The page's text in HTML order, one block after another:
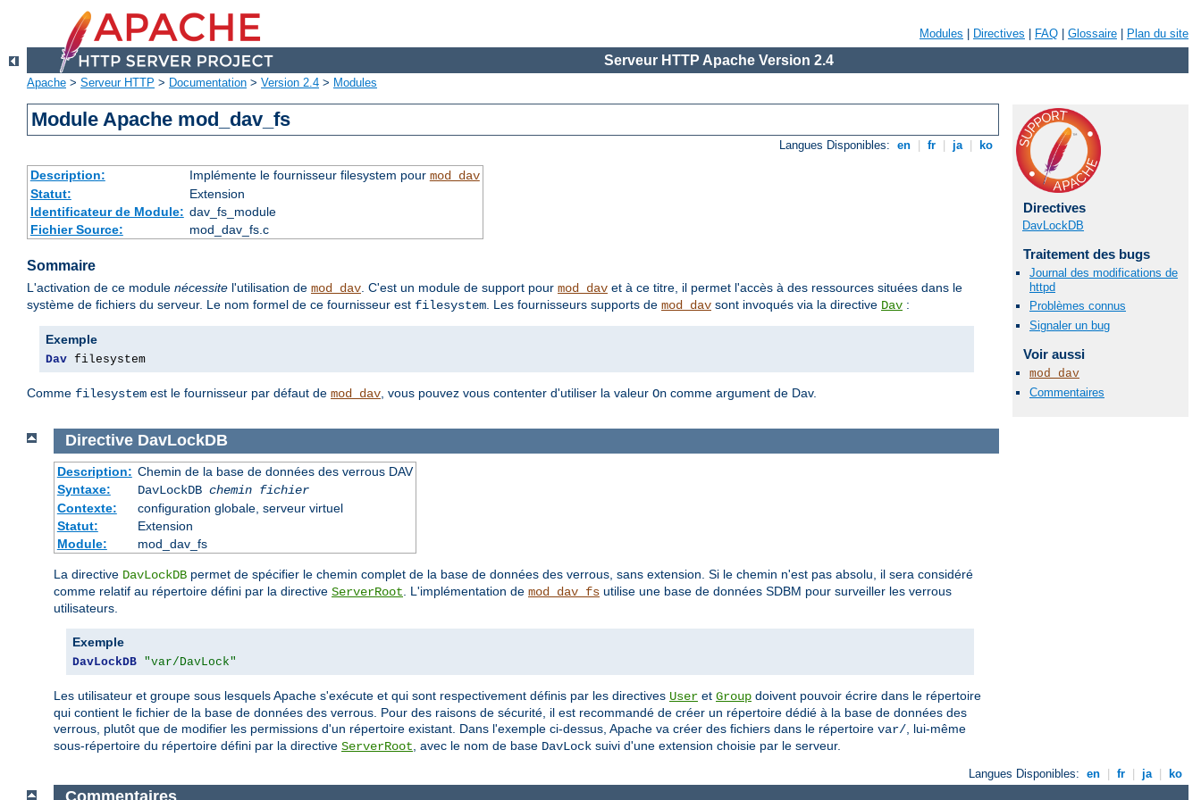
Modules Directives FAQ Glossaire Plan du site
Serveur HTTP Apache Version 2.4
Apache > Serveur HTTP > Documentation > Version 2.4 > Modules
Module Apache mod_dav_fs
Langues Disponibles: en fr ja ko
Description: Implémente le fournisseur filesystem pour mod_dav
Statut:
Extension
Identificateur de Module: dav_fs_module
Fichier Source:
mod_dav_fs.c
Sommaire
L'activation de ce module nécessite l'utilisation de mod_dav. C'est un module de support pour mod_dav et à ce titre, il permet l'accès à des ressources situées dans le
système de fichiers du serveur. Le nom formel de ce fournisseur est filesystem. Les fournisseurs supports de mod_dav sont invoqués via la directive Dav :
Exemple
Dav filesystem
Comme filesystem est le fournisseur par défaut de mod_dav, vous pouvez vous contenter d'utiliser la valeur On comme argument de Dav.
Directives
DavLockDB
Traitement des bugs
Journal des modifications de
httpd
Problèmes connus
Signaler un bug
Voir aussi
mod_dav
Commentaires
Directive DavLockDB
Description: Chemin de la base de données des verrous DAV
Syntaxe:
DavLockDB chemin fichier
Contexte:
configuration globale, serveur virtuel
Statut:
Extension
Module:
mod_dav_fs
La directive DavLockDB permet de spécifier le chemin complet de la base de données des verrous, sans extension. Si le chemin n'est pas absolu, il sera considéré
comme relatif au répertoire défini par la directive ServerRoot . L'implémentation de mod_dav_fs utilise une base de données SDBM pour surveiller les verrous
utilisateurs.
Exemple
DavLockDB "var/DavLock"
Les utilisateur et groupe sous lesquels Apache s'exécute et qui sont respectivement définis par les directives User et Group doivent pouvoir écrire dans le répertoire
qui contient le fichier de la base de données des verrous. Pour des raisons de sécurité, il est recommandé de créer un répertoire dédié à la base de données des
verrous, plutôt que de modifier les permissions d'un répertoire existant. Dans l'exemple ci-dessus, Apache va créer des fichiers dans le répertoire var/ , lui-même
sous-répertoire du répertoire défini par la directive ServerRoot , avec le nom de base DavLock suivi d'une extension choisie par le serveur.
Langues Disponibles: en fr ja ko